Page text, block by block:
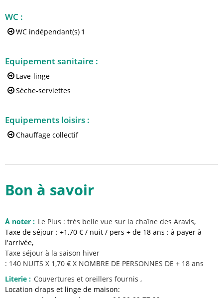
WC :
WC indépendant(s) 1
Equipement sanitaire :
Lave-linge
Sèche-serviettes
Equipements loisirs :
Chauffage collectif
Bon à savoir
À noter : Le Plus : très belle vue sur la chaîne des Aravis
Taxe de séjour : +1,70 € / nuit / pers + de 18 ans : à payer à
l'arrivée
Taxe séjour à la saison hiver
: 140 NUITS X 1,70 € X NOMBRE DE PERSONNES DE + 18 ans
Literie : Couvertures et oreillers fournis
Location draps et linge de maison: